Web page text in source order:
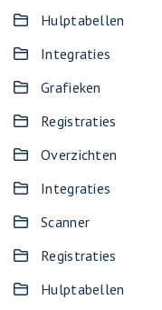
Hulptabellen
Integraties
Grafieken
Registraties
Overzichten
Integraties
Scanner
Registraties
Hulptabellen